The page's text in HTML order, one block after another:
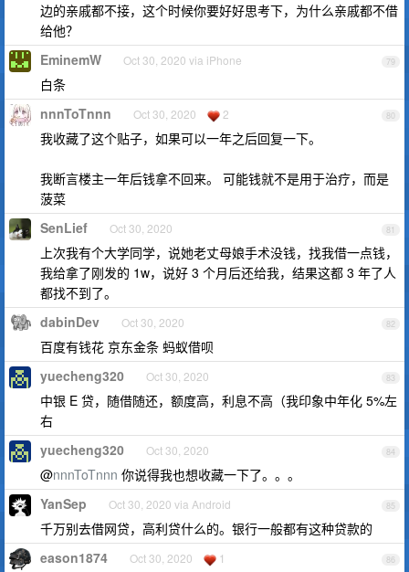
边的亲戚都不接，这个时候你要好好思考下，为什么亲戚都不借
给他？
79
EminemW Oct 30, 2020 via iPhone
白条
80
nnnToTnnn Oct 30, 2020 2
我收藏了这个贴子，如果可以一年之后回复一下。
我断言楼主一年后钱拿不回来。 可能钱就不是用于治疗，而是
菠菜
81
SenLief Oct 30, 2020
上次我有个大学同学，说她老丈母娘手术没钱，找我借一点钱，
我给拿了刚发的 1w，说好 3 个月后还给我，结果这都 3 年了人
都找不到了。
82
dabinDev Oct 30, 2020
百度有钱花 京东金条 蚂蚁借呗
83
yuecheng320 Oct 30, 2020
中银 E 贷，随借随还，额度高，利息不高（我印象中年化 5%左
右
84
yuecheng320 Oct 30, 2020
@nnnToTnnn 你说得我也想收藏一下了。。。
85
YanSep Oct 30, 2020 via Android
千万别去借网贷，高利贷什么的。银行一般都有这种贷款的
86
eason1874 Oct 30, 2020 1